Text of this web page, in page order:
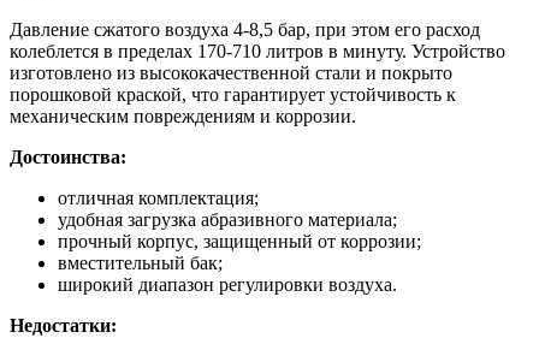
Давление сжатого воздуха 4-8,5 бар, при этом его расход
колеблется в пределах 170-710 литров в минуту. Устройство
изготовлено из высококачественной стали и покрыто
порошковой краской, что гарантирует устойчивость к
механическим повреждениям и коррозии.
Достоинства:
отличная комплектация;
удобная загрузка абразивного материала;
прочный корпус, защищенный от коррозии;
вместительный бак;
широкий диапазон регулировки воздуха.
Недостатки: